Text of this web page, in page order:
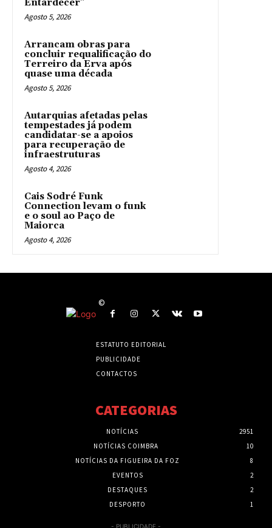
Entardecer”
Agosto 5, 2026
Arrancam obras para
concluir requalificação do
Terreiro da Erva após
quase uma década
Agosto 5, 2026
Autarquias afetadas pelas
tempestades já podem
candidatar-se a apoios
para recuperação de
infraestruturas
Agosto 4, 2026
Cais Sodré Funk
Connection levam o funk
e o soul ao Paço de
Maiorca
Agosto 4, 2026
©
ESTATUTO EDITORIAL
PUBLICIDADE
CONTACTOS
CATEGORIAS
NOTÍCIAS
2951
NOTÍCIAS COIMBRA
10
NOTÍCIAS DA FIGUEIRA DA FOZ
8
EVENTOS
2
DESTAQUES
2
DESPORTO
1
- PUBLICIDADE -